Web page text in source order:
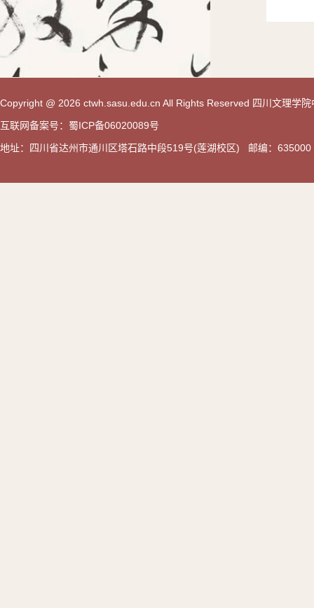
Copyright @ 2026 ctwh.sasu.edu.cn All Rights Reserved 四川文理学
互联网备案号：蜀ICP备06020089号
地址：四川省达州市通川区塔石路中段519号(莲湖校区) 邮编：